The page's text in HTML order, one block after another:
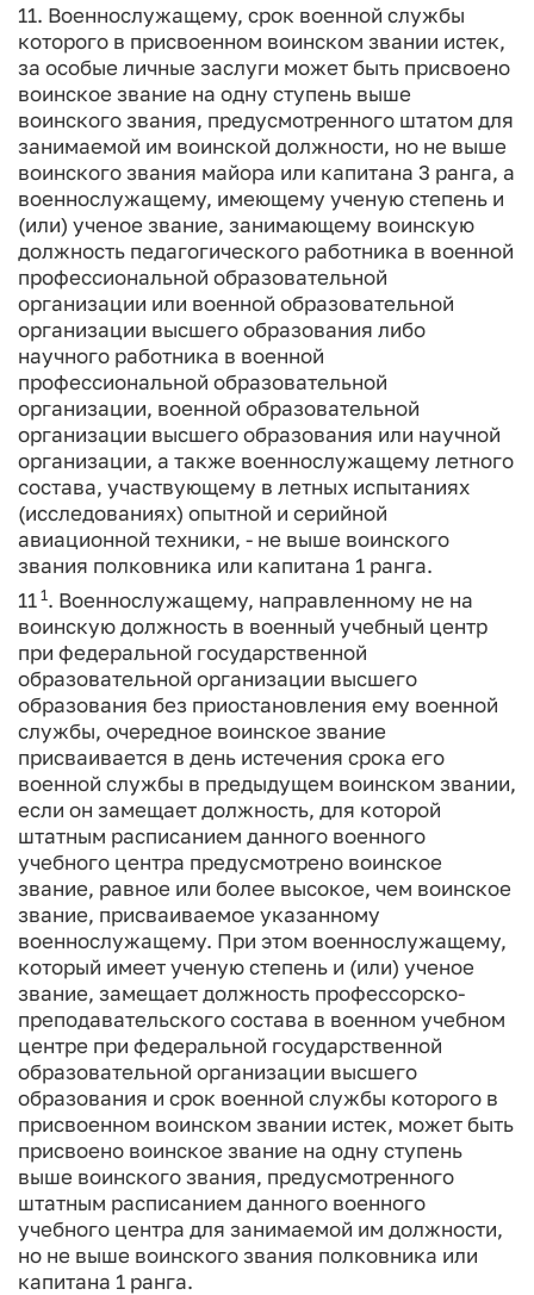
11. Военнослужащему, срок военной службы
которого в присвоенном воинском звании истек,
за особые личные заслуги может быть присвоено
воинское звание на одну ступень выше
воинского звания, предусмотренного штатом для
занимаемой им воинской должности, но не выше
воинского звания майора или капитана 3 ранга, а
военнослужащему, имеющему ученую степень и
(или) ученое звание, занимающему воинскую
должность педагогического работника в военной
профессиональной образовательной
организации или военной образовательной
организации высшего образования либо
научного работника в военной
профессиональной образовательной
организации, военной образовательной
организации высшего образования или научной
организации, а также военнослужащему летного
состава, участвующему в летных испытаниях
(исследованиях) опытной и серийной
авиационной техники, - не выше воинского
звания полковника или капитана 1 ранга.
11 1 . Военнослужащему, направленному не на
воинскую должность в военный учебный центр
при федеральной государственной
образовательной организации высшего
образования без приостановления ему военной
службы, очередное воинское звание
присваивается в день истечения срока его
военной службы в предыдущем воинском звании,
если он замещает должность, для которой
штатным расписанием данного военного
учебного центра предусмотрено воинское
звание, равное или более высокое, чем воинское
звание, присваиваемое указанному
военнослужащему. При этом военнослужащему,
который имеет ученую степень и (или) ученое
звание, замещает должность профессорско-
преподавательского состава в военном учебном
центре при федеральной государственной
образовательной организации высшего
образования и срок военной службы которого в
присвоенном воинском звании истек, может быть
присвоено воинское звание на одну ступень
выше воинского звания, предусмотренного
штатным расписанием данного военного
учебного центра для занимаемой им должности,
но не выше воинского звания полковника или
капитана 1 ранга.